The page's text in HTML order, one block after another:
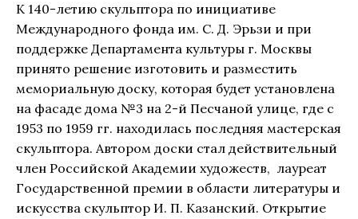
К 140-летию скульптора по инициативе
Международного фонда им. С. Д. Эрьзи и при
поддержке Департамента культуры г. Москвы
принято решение изготовить и разместить
мемориальную доску, которая будет установлена
на фасаде дома №3 на 2-й Песчаной улице, где с
1953 по 1959 гг. находилась последняя мастерская
скульптора. Автором доски стал действительный
член Российской Академии художеств, лауреат
Государственной премии в области литературы и
искусства скульптор И. П. Казанский. Открытие